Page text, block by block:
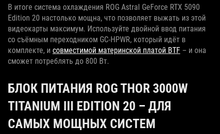
В итоге система охлаждения ROG Astral GeForce RTX 5090
Edition 20 настолько мощна, что позволяет выжать из этой
видеокарты максимум. Используйте двойной ввод питания
со съёмным переходником GC‑HPWR, который идёт в
комплекте, и совместимой материнской платой BTF – и она
сможет потреблять до 800 Вт.
БЛОК ПИТАНИЯ ROG THOR 3000W
TITANIUM III EDITION 20 – ДЛЯ
САМЫХ МОЩНЫХ СИСТЕМ